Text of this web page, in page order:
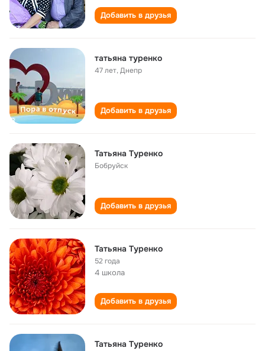
Добавить в друзья
татьяна туренко
47 лет,Днепр
Добавить в друзья
Татьяна Туренко
Бобруйск
Добавить в друзья
Татьяна Туренко
52 года
4 школа
Добавить в друзья
Татьяна Туренко